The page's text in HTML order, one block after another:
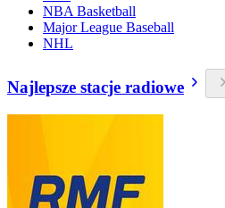
NBA Basketball
Major League Baseball
NHL
Najlepsze stacje radiowe